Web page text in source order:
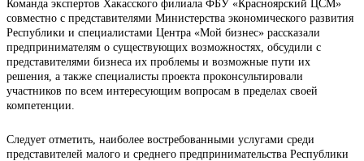
Команда экспертов Хакасского филиала ФБУ «Красноярский ЦСМ»
совместно с представителями Министерства экономического развития
Республики и специалистами Центра «Мой бизнес» рассказали
предпринимателям о существующих возможностях, обсудили с
представителями бизнеса их проблемы и возможные пути их
решения, а также специалисты проекта проконсультировали
участников по всем интересующим вопросам в пределах своей
компетенции.
Следует отметить, наиболее востребованными услугами среди
представителей малого и среднего предпринимательства Республики